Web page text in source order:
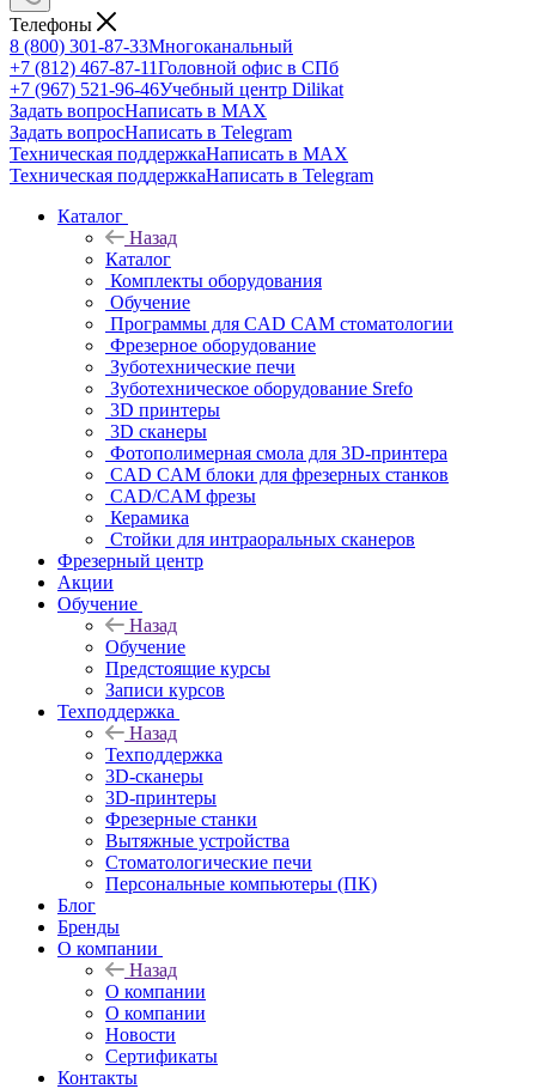
Телефоны
8 (800) 301-87-33Многоканальный
+7 (812) 467-87-11Головной офис в СПб
+7 (967) 521-96-46Учебный центр Dilikat
Задать вопросНаписать в MAX
Задать вопросНаписать в Telegram
Техническая поддержкаНаписать в MAX
Техническая поддержкаНаписать в Telegram
Каталог
Назад
Каталог
Комплекты оборудования
Обучение
Программы для CAD CAM стоматологии
Фрезерное оборудование
Зуботехнические печи
Зуботехническое оборудование Srefo
3D принтеры
3D сканеры
Фотополимерная смола для 3D-принтера
CAD CAM блоки для фрезерных станков
CAD/CAM фрезы
Керамика
Стойки для интраоральных сканеров
Фрезерный центр
Акции
Обучение
Назад
Обучение
Предстоящие курсы
Записи курсов
Техподдержка
Назад
Техподдержка
3D-сканеры
3D-принтеры
Фрезерные станки
Вытяжные устройства
Стоматологические печи
Персональные компьютеры (ПК)
Блог
Бренды
О компании
Назад
О компании
О компании
Новости
Сертификаты
Контакты